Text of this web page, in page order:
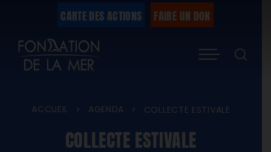
CARTE DES ACTIONS FAIRE UN DON
ACCUEIL > AGENDA > COLLECTE ESTIVALE
COLLECTE ESTIVALE